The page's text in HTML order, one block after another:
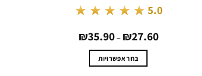
★★★★★ 5.0
₪27.60
–
₪35.90
בחר אפשרויות